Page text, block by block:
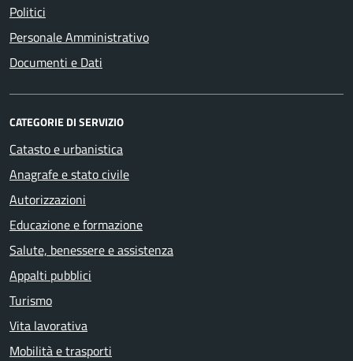
Politici
Personale Amministrativo
Documenti e Dati
CATEGORIE DI SERVIZIO
Catasto e urbanistica
Anagrafe e stato civile
Autorizzazioni
Educazione e formazione
Salute, benessere e assistenza
Appalti pubblici
Turismo
Vita lavorativa
Mobilità e trasporti